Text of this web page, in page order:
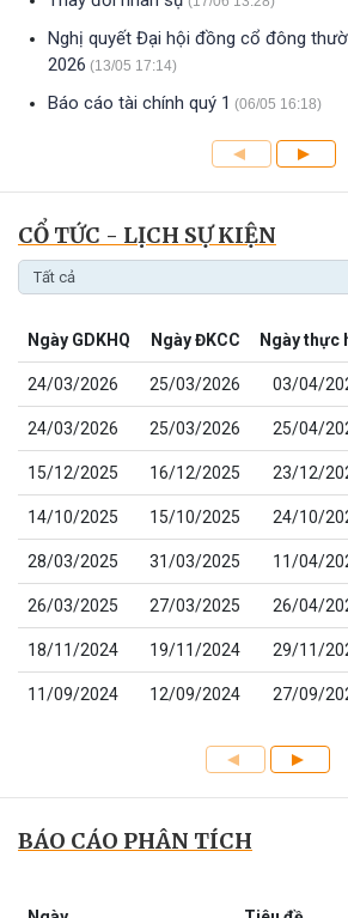
Nghị quyết Đại hội đồng cổ đông
2026 (13/05 17:14)
Báo cáo tài chính quý 1 (06/05 16:18)
CỔ TỨC - LỊCH SỰ KIỆN
Ngày GDKHQ Ngày ĐKCC Ngày thực
24/03/2026 25/03/2026 03/04/
24/03/2026 25/03/2026 25/04/
15/12/2025 16/12/2025 23/12/
14/10/2025 15/10/2025 24/10/
28/03/2025 31/03/2025 11/04/
26/03/2025 27/03/2025 26/04/
18/11/2024 19/11/2024 29/11/
11/09/2024 12/09/2024 27/09/
BÁO CÁO PHÂN TÍCH